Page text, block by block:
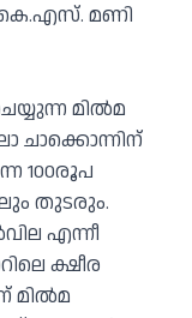
മണി
മില്‍മ
ചാക്കൊന്നിന്
100രൂപ
തുടരും.
എന്നീ
ക്ഷീര
മില്‍മ